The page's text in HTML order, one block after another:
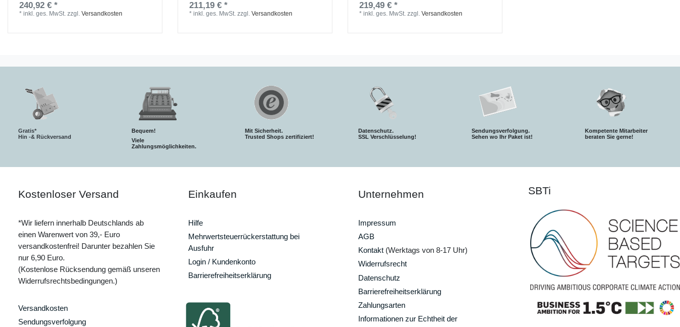
240,92 € *
*inkl. ges. MwSt. zzgl.Versandkosten
211,19 € *
*inkl. ges. MwSt. zzgl.Versandkosten
219,49 € *
*inkl. ges. MwSt. zzgl.Versandkosten
Gratis*
Hin -& Rückversand
Bequem!
Viele
Zahlungsmöglichkeiten.
Mit Sicherheit.
Trusted Shops zertifiziert!
Datenschutz.
SSL Verschlüsselung!
Sendungsverfolgung.
Sehen wo Ihr Paket ist!
Kompetente Mitarbeiter
beraten Sie gerne!
Kostenloser Versand
*Wir liefern innerhalb Deutschlands ab
einen Warenwert von 39,- Euro
versandkostenfrei! Darunter bezahlen Sie
nur 6,90 Euro.
(Kostenlose Rücksendung gemäß unseren
Widerrufsrechtsbedingungen.)
Versandkosten
Sendungsverfolgung
Einkaufen
Hilfe
Mehrwertsteuerrückerstattung bei
Ausfuhr
Login / Kundenkonto
Barrierefreiheitserklärung
Unternehmen
Impressum
AGB
Kontakt (Werktags von 8-17 Uhr)
Widerrufsrecht
Datenschutz
Barrierefreiheitserklärung
Zahlungsarten
Informationen zur Echtheit der
SBTi